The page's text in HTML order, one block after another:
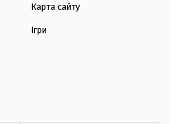
Карта сайту
Ігри